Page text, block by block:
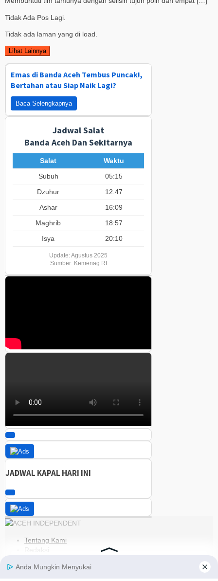
Tidak Ada Pos Lagi.
Tidak ada laman yang di load.
Lihat Lainnya
Emas di Banda Aceh Tembus Puncak!,
Bertahan atau Siap Naik Lagi?
Baca Selengkapnya
Jadwal Salat
Banda Aceh Dan Sekitarnya
Salat
Waktu
Subuh
05:15
Dzuhur
12:47
Ashar
16:09
Maghrib
18:57
Isya
20:10
Update: Agustus 2025
Sumber: Kemenag RI
JADWAL KAPAL HARI INI
Tentang Kami
Redaksi
Pedoman Media Siber